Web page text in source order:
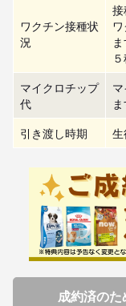
ワクチン接種状
況
接
ま
マイクロチップ
代
ま
引き渡し時期
成約済のた